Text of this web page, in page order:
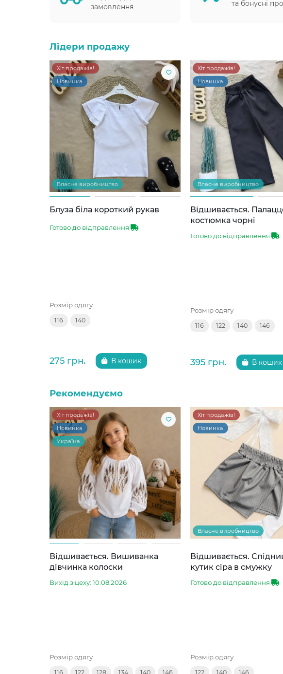
замовлення
та бонусні
Лідери продажу
Хіт продажів!
Новинка
Власне виробництво
Блуза біла короткий рукав
Готово до відправлення
Розмір одягу
116 140
275 грн. В кошик
Хіт продажів!
Новинка
Власне виробництво
Відшивається.
костюмка чорні
Готово до відправлення
Розмір одягу
116 122 140 146
395 грн. В кошик
Рекомендуємо
Хіт продажів!
Новинка
Україна
Відшивається. Вишиванка
дівчинка колоски
Вихід з цеху: 10.08.2026
Розмір одягу
116 122 128 134 140 146
Хіт продажів!
Новинка
Власне виробництво
Відшивається.
кутик сіра в смужку
Готово до відправлення
Розмір одягу
122 140 146